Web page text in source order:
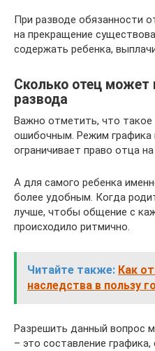
При разводе обязанности
на прекращение
содержать ребенка,
Сколько отец может
развода
Важно отметить, что такое
ошибочным. Режим графика
ограничивает право отца
А для самого ребенка
более удобным. Когда
лучше, чтобы общение с
происходило ритмично.
Читайте также: Как
наследства в пользу
Разрешить данный вопрос
– это составление